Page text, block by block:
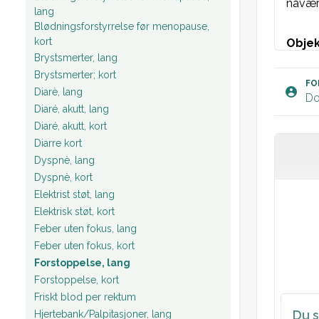
lang
Blødningsforstyrrelse før menopause,
kort
Brystsmerter, lang
Brystsmerter; kort
Diarè, lang
Diaré, akutt, lang
Diaré, akutt, kort
Diarre kort
Dyspnè, lang
Dyspnè, kort
Elektrist støt, lang
Elektrisk støt, kort
Feber uten fokus, lang
Feber uten fokus, kort
Forstoppelse, lang
Forstoppelse, kort
Friskt blod per rektum
Hjertebank/Palpitasjoner, lang
ikke
St.p:
St.c:
Du